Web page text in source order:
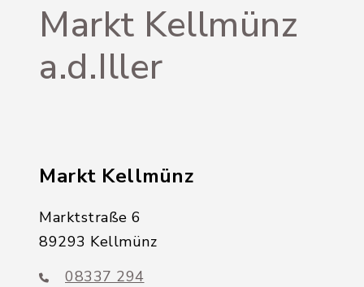
Markt Kellmünz
a.d.Iller
Markt Kellmünz
Marktstraße 6
89293 Kellmünz
08337 294